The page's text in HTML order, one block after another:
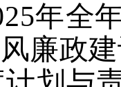
年全
廉政